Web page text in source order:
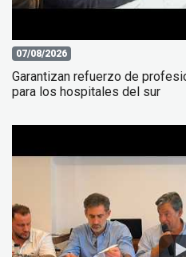
07/08/2026
Garantizan refuerzo de
para los hospitales del sur